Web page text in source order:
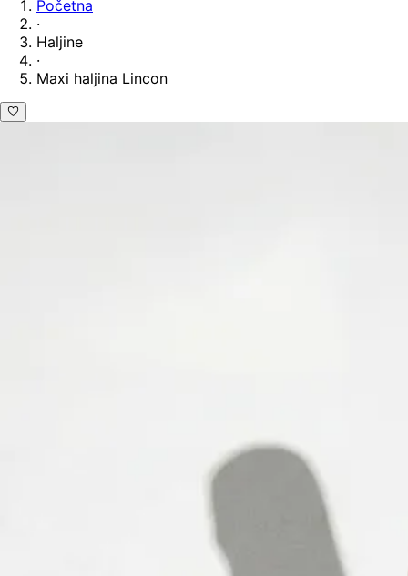
Početna
·
Haljine
·
Maxi haljina Lincon